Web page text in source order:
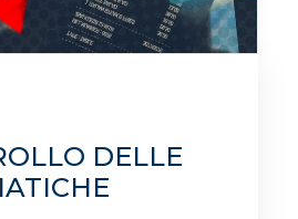
DELLE